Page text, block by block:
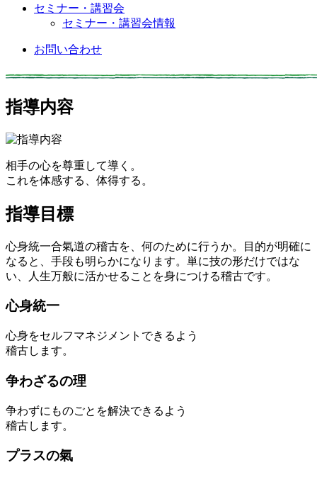
セミナー・講習会
セミナー・講習会情報
お問い合わせ
指導内容
相手の心を尊重して導く。
これを体感する、体得する。
指導目標
心身統一合氣道の稽古を、何のために行うか。目的が明確に
なると、手段も明らかになります。単に技の形だけではな
い、人生万般に活かせることを身につける稽古です。
心身統一
心身をセルフマネジメントできるよう
稽古します。
争わざるの理
争わずにものごとを解決できるよう
稽古します。
プラスの氣